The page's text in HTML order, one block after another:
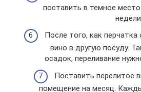
поставить в темное
После того, как перчатка
вино в другую посуду.
осадок, переливание
Поставить перелитое
помещение на месяц.